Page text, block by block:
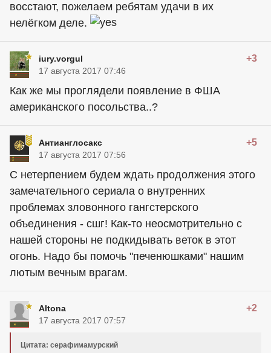
восстают, пожелаем ребятам удачи в их
нелёгком деле.
iury.vorgul +3
17 августа 2017 07:46
Как же мы проглядели появление в ФША
американского посольства..?
Антианглосакс +5
17 августа 2017 07:56
С нетерпением будем ждать продолжения этого
замечательного сериала о внутренних
проблемах зловонного гангстерского
объединения - сшг! Как-то неосмотрительно с
нашей стороны не подкидывать веток в этот
огонь. Надо бы помочь "печенюшками" нашим
лютым вечным врагам.
Altona +2
17 августа 2017 07:57
Цитата: серафимамурский